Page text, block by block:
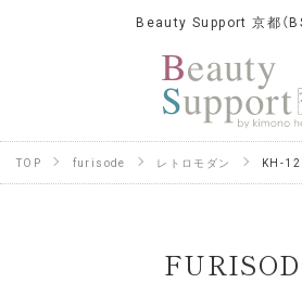
Beauty Support 京都（
TOP furisode レトロモダン KH-